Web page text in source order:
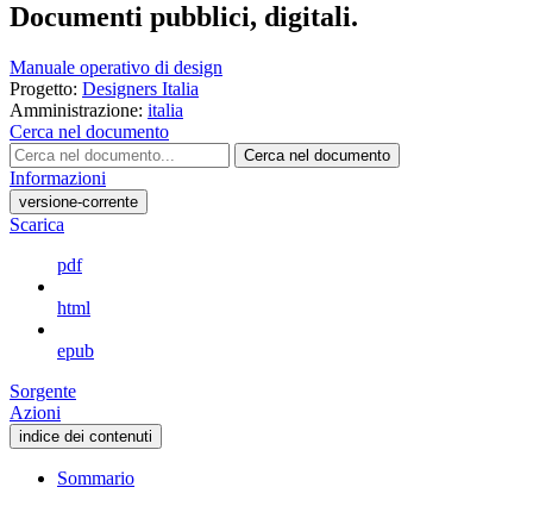
Documenti pubblici, digitali.
Manuale operativo di design
Progetto: Designers Italia
Amministrazione: italia
Cerca nel documento
Cerca nel documento
Informazioni
versione-corrente
Scarica
pdf
html
epub
Sorgente
Azioni
indice dei contenuti
Sommario